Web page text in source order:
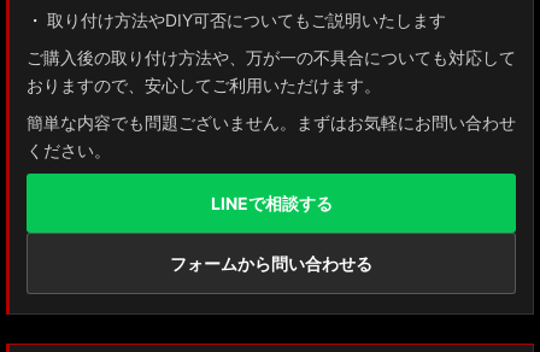
取り付け方法やDIY可否についてもご説明いたします
ご購入後の取り付け方法や、万が一の不具合についても対応して
おりますので、安心してご利用いただけます。
簡単な内容でも問題ございません。まずはお気軽にお問い合わせ
ください。
LINEで相談する
フォームから問い合わせる